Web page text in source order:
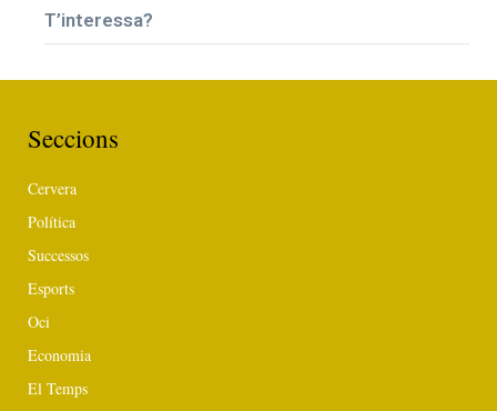
T’interessa?
Seccions
Cervera
Política
Successos
Esports
Oci
Economia
El Temps